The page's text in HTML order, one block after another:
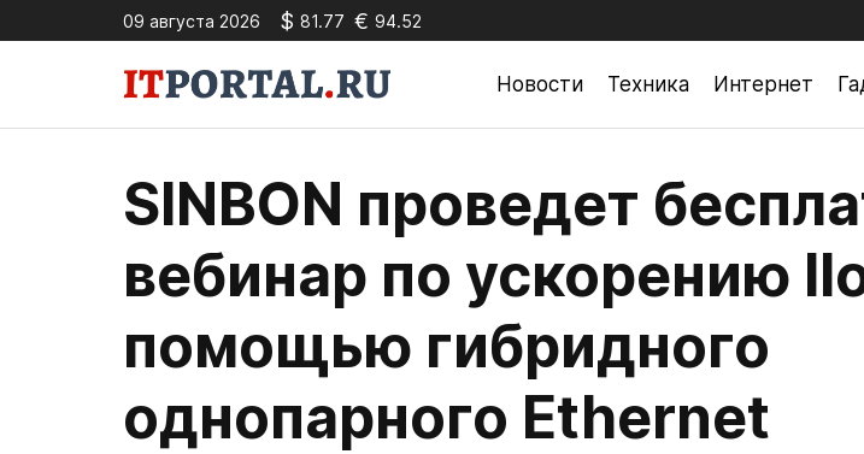
09 августа 2026 $ 81.77 € 94.52
Новости Техника Интернет
SINBON проведет
вебинар по ускорению
помощью гибридного
однопарного Ethernet